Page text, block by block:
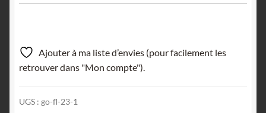
Ajouter à ma liste d’envies (pour facilement les
retrouver dans "Mon compte").
UGS : go-fl-23-1